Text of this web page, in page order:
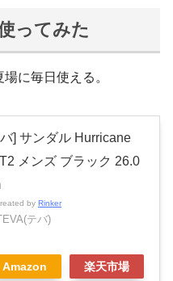
ってみた
に毎日使える。
] サンダル Hurricane
メンズ ブラック 26.0
by Rinker
テバ)
Amazon 楽天市場